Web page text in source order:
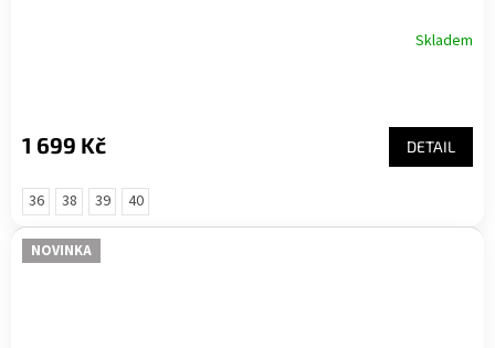
Skladem
1 699 Kč DETAIL
36 38 39 40
NOVINKA